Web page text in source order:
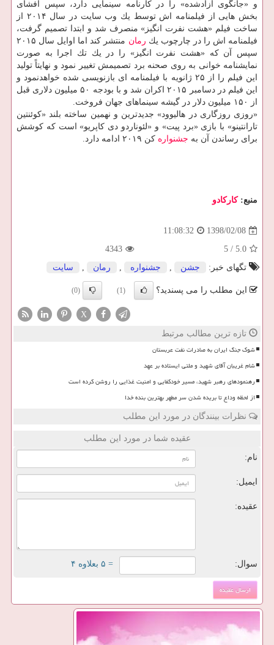
و «جانگوی آزادشده» را در كارنامه سینمایی دارد، سپس افشای
بخش هایی از فیلمنامه اش توسط یك وب سایت در سال ۲۰۱۴ از
ساخت فیلم «هشت نفرت انگیز» منصرف شد و ابتدا تصمیم گرفت،
فیلمنامه اش را در چارچوب یك رمان
منتشر كند اما اوایل سال ۲۰۱۵
سپس آن كه «هشت نفرت انگیز» را در یك تك اجرا به صورت
نمایشنامه خوانی به روی صحنه برد تصمیمش تغییر نمود و نهایتاً تولید
این فیلم را از ۲۵ ژانویه با فیلمنامه ای بازنویسی شده خواهدنمود و
این فیلم در دسامبر ۲۰۱۵ اكران شد و با بودجه ۵۰ میلیون دلاری قبل
از ۱۵۰ میلیون دلار در گیشه سینماهای جهان فروخت.
«روزی روزگاری در هالیوود» جدیدترین و نهمین ساخته بلند «كوئنتین
تارانتینو» با بازی «برد پیت» و «لئوناردو دی كاپریو» است كه كوشش
برای رساندن آن به جشنواره كن ۲۰۱۹ ادامه دارد.
منبع:كاركادو
1398/02/08
11:08:32
5.0
/
5
4343
تگهای خبر:
جشن , جشنواره , رمان , سایت
این مطلب را می پسندید؟ (1)
(0)
X
تازه ترین مطالب مرتبط
شوک جنگ ایران به صادرات نفت عربستان
شام غریبان آقای شهید و ملتی ایستاده بر عهد
رهنمودهای رهبر شهید، مسیر خودکفایی و امنیت غذایی را روشن کرده است
از لحظه وداع تا بریده شدن سر مطهر بهترین بنده خدا
نظرات بینندگان در مورد این مطلب
عقیده شما در مورد این مطلب
نام:
ایمیل:
عقیده:
سوال: = ۵ بعلاوه ۴